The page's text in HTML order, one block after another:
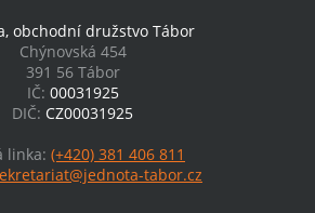
obchodní družstvo Tábor
Chýnovská 454
391 56 Tábor
IČ: 00031925
DIČ: CZ00031925
linka: (+420) 381 406 811
tabor.cz